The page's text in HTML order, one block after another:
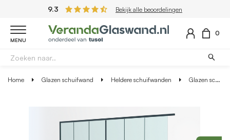
9.3 Bekijk alle beoordelingen
MENU
0
Home Glazen schuifwand Heldere schuifwanden Glazen schuifwand antraciet - Helder glas - Lange 3 rail met 6 glaspanelen tot 578 cm breed